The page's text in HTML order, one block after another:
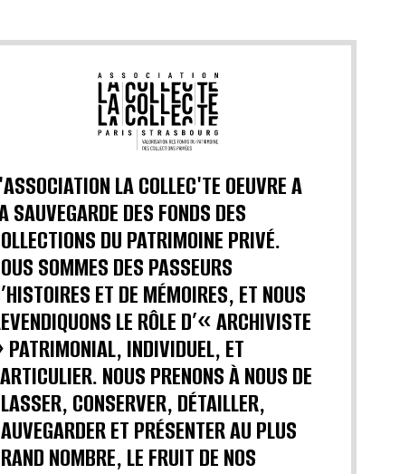
LA COLLEC'TE OEUVRE A
SAUVEGARDE DES FONDS DES
DU PATRIMOINE PRIVÉ.
SOMMES DES PASSEURS
ET DE MÉMOIRES, ET NOUS
LE RÔLE D’« ARCHIVISTE
INDIVIDUEL, ET
NOUS PRENONS À NOUS DE
CONSERVER, DÉTAILLER,
ET PRÉSENTER AU PLUS
NOMBRE, LE FRUIT DE NOS